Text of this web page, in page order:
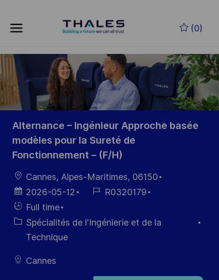
(0)
-
Alternance – Ingénieur Approche basée
modèles pour la Sureté de
Fonctionnement – (F/H)
localisation
Cannes, Alpes-Maritimes, 06150
Date
d’affichage
2026-05-12
Référence
R0320179
Hiring
Type
Full time
Catégorie
Spécialités de l'Ingénierie et de la
Technique
Cannes